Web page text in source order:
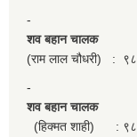
-
शव बहान चालक
(राम लाल चौधरी) :
-
शव बहान चालक
(हिक्मत शाही) :